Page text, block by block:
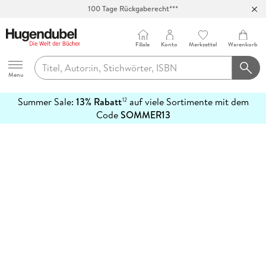
100 Tage Rückgaberecht***
Hugendubel
Menu
Filiale Konto Merkzettel Warenkorb
Summer Sale: 13% Rabatt12auf viele Sortimente mit dem
CodeSOMMER13
erfahren